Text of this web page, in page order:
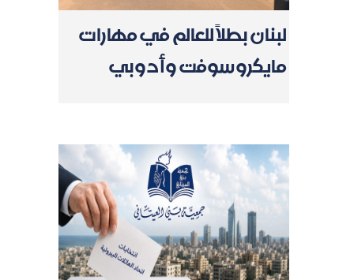
لبنان بطلاً للعالم في مهارات
مايكروسوفت وأدوبي